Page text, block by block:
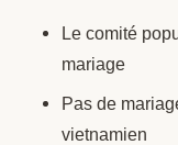
Le comité
mariage
Pas de
vietnamien